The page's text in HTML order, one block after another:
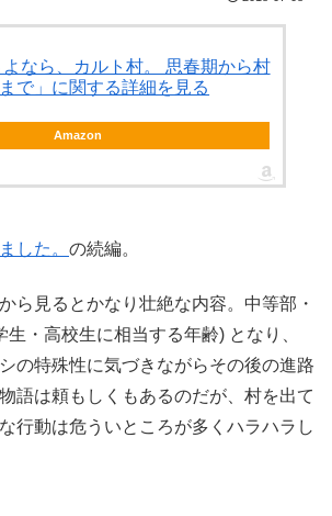
なら、カルト村。 思春期から村
で」に関する詳細を見る
Amazon
した。 の続編。
ら見るとかなり壮絶な内容。中等部・
・高校生に相当する年齢) となり、
の特殊性に気づきながらその後の進路
語は頼もしくもあるのだが、村を出て
行動は危ういところが多くハラハラし